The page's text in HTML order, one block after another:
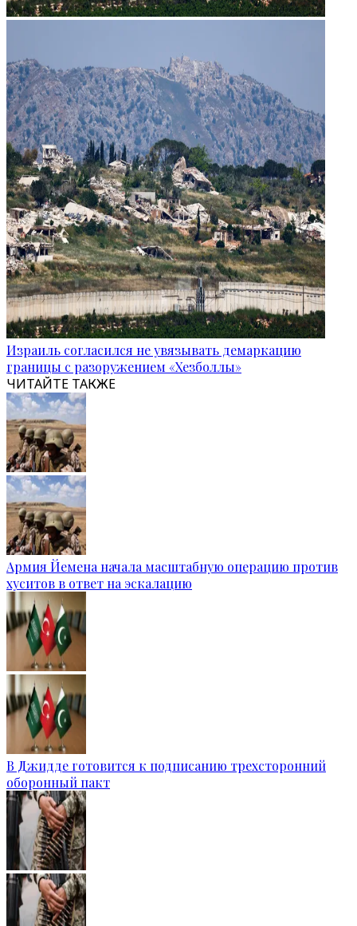
Израиль согласился не увязывать демаркацию
границы с разоружением «Хезболлы»
ЧИТАЙТЕ ТАКЖЕ
Армия Йемена начала масштабную операцию против
хуситов в ответ на эскалацию
В Джидде готовится к подписанию трехсторонний
оборонный пакт